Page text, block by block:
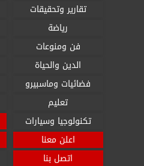
تقارير وتحقيقات
رياضة
فن ومنوعات
الدين والحياة
فضائيات وماسبيرو
تعليم
تكنولوجيا وسيارات
اعلن معنا
اتصل بنا